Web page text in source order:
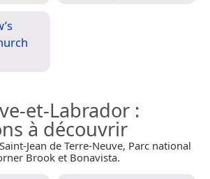
et-Labrador :
à découvrir
Jean de Terre-Neuve, Parc national
Brook et Bonavista.